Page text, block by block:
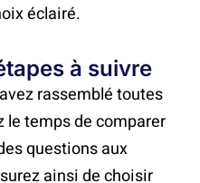
éclairé.
à suivre
rassemblé toutes
temps de comparer
questions aux
ainsi de choisir